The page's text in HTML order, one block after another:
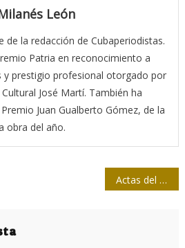
León
de la redacción de Cubaperiodistas.
Patria en reconocimiento a
y prestigio profesional otorgado por
José Martí. También ha
Juan Gualberto Gómez, de la
obra del año.
Actas del jurado del VI Festival Nacional Virtual de la Prensa Julio García Luis